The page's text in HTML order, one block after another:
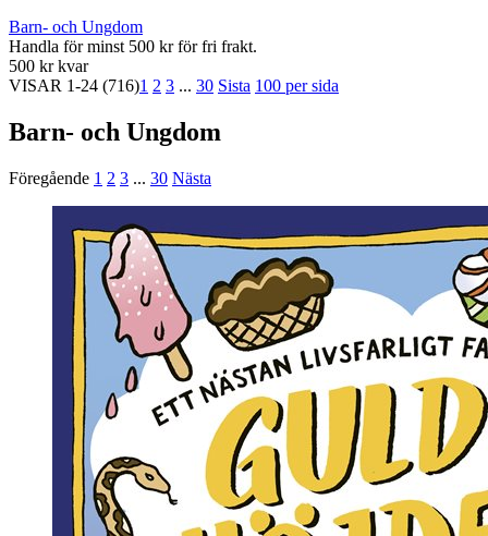
Barn- och Ungdom
Handla för minst 500 kr för fri frakt.
500 kr kvar
VISAR 1-24 (716)1 2 3 ... 30 Sista 100 per sida
Barn- och Ungdom
Föregående 1 2 3 ... 30 Nästa